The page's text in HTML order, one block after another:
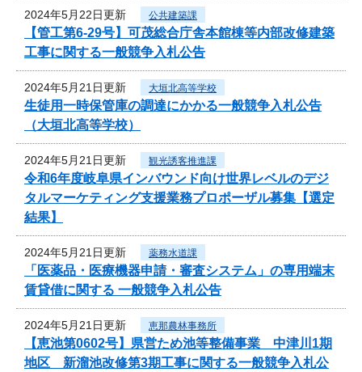
2024年5月22日更新 公共建築課
【管工第6-29号】可茂総合庁舎本館棟等内部改修建築
工事に関する一般競争入札公告
2024年5月21日更新 大垣北高等学校
生徒用一時保管庫の調達にかかる一般競争入札公告
（大垣北高等学校）
2024年5月21日更新 観光誘客推進課
令和6年度岐阜県インバウンド向け世界レベルのデジ
タルマーケティング支援業務プロポーザル募集【選定
結果】
2024年5月21日更新 薬務水道課
「医薬品・医療機器申請・審査システム」の専用端末
賃貸借に関する 一般競争入札公告
2024年5月21日更新 恵那農林事務所
【恵池第0602号】県営ため池等整備事業 中津川1期
地区 新溜池改修第3期工事に関する一般競争入札公